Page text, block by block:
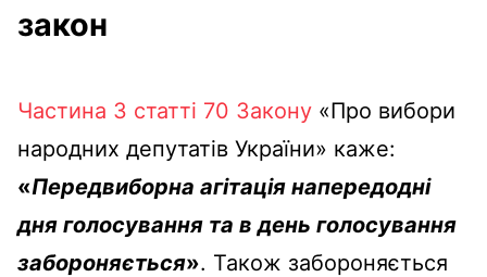
закон
Частина 3 статті 70 Закону «Про вибори
народних депутатів України» каже:
«Передвиборна агітація напередодні
дня голосування та в день голосування
забороняється». Також забороняється